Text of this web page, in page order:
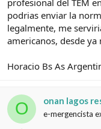
podrias enviar la
legalmente, me
americanos, desde ya
Horacio Bs As
O onan lagos
e-mergencista